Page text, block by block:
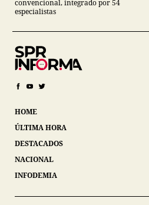
convencional, integrado por 54
especialistas
HOME
ÚLTIMA HORA
DESTACADOS
NACIONAL
INFODEMIA